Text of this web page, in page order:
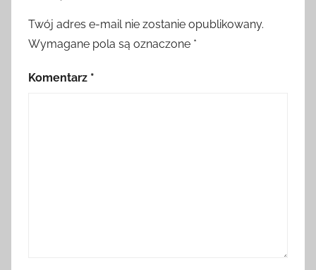
Twój adres e-mail nie zostanie opublikowany.
Wymagane pola są oznaczone *
Komentarz *